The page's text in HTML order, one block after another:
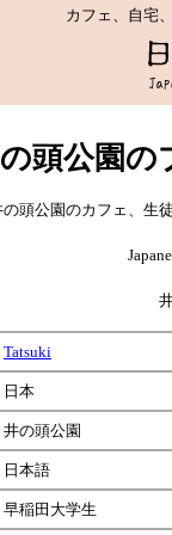
カフェ、自宅
頭公園の
の頭公園のカフェ、生
Tatsuki
日本
井の頭公園
日本語
早稲田大学生